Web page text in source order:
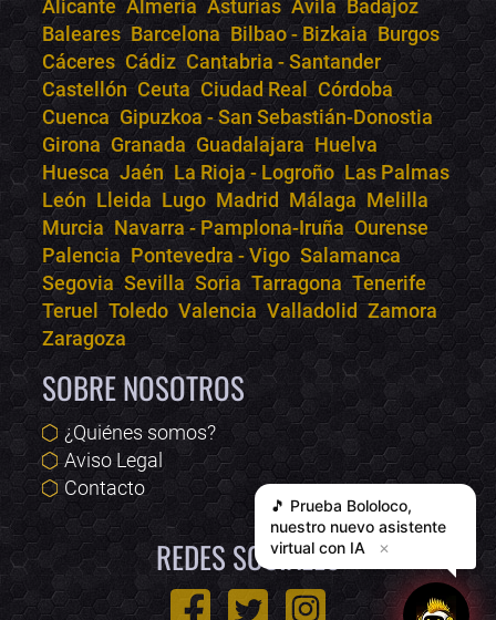
Alicante Almería Asturias Ávila Badajoz
Baleares Barcelona Bilbao - Bizkaia Burgos
Cáceres Cádiz Cantabria - Santander
Castellón Ceuta Ciudad Real Córdoba
Cuenca Gipuzkoa - San Sebastián-Donostia
Girona Granada Guadalajara Huelva
Huesca Jaén La Rioja - Logroño Las Palmas
León Lleida Lugo Madrid Málaga Melilla
Murcia Navarra - Pamplona-Iruña Ourense
Palencia Pontevedra - Vigo Salamanca
Segovia Sevilla Soria Tarragona Tenerife
Teruel Toledo Valencia Valladolid Zamora
Zaragoza
SOBRE NOSOTROS
¿Quiénes somos?
Aviso Legal
Contacto
REDES SOCIALES
🎵 Prueba Bololoco,
nuestro nuevo asistente
virtual con IA
✕
Bololoco · conciertos.club
Online · Te ayudo a encontrar conciertos